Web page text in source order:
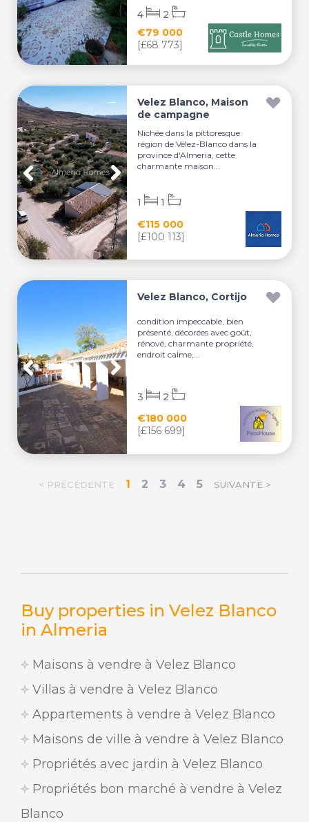
Buy properties in Velez Blanco
in Almeria
Maisons à vendre à Velez Blanco
Villas à vendre à Velez Blanco
Appartements à vendre à Velez Blanco
Maisons de ville à vendre à Velez Blanco
Propriétés avec jardin à Velez Blanco
Propriétés bon marché à vendre à Velez
Blanco
€79 000
[£68 773]
4 2
Velez Blanco, Maison
de campagne
Nichée dans la pittoresque
région de Vélez-Blanco dans la
province d'Almeria, cette
charmante maison...
€115 000
[£100 113]
1 1
Velez Blanco, Cortijo
condition impeccable, bien
présenté, décorées avec goût,
rénové, charmante propriété,
endroit calme,...
€180 000
[£156 699]
3 2
< PRÉCÉDENTE 1 2 3 4 5 SUIVANTE >